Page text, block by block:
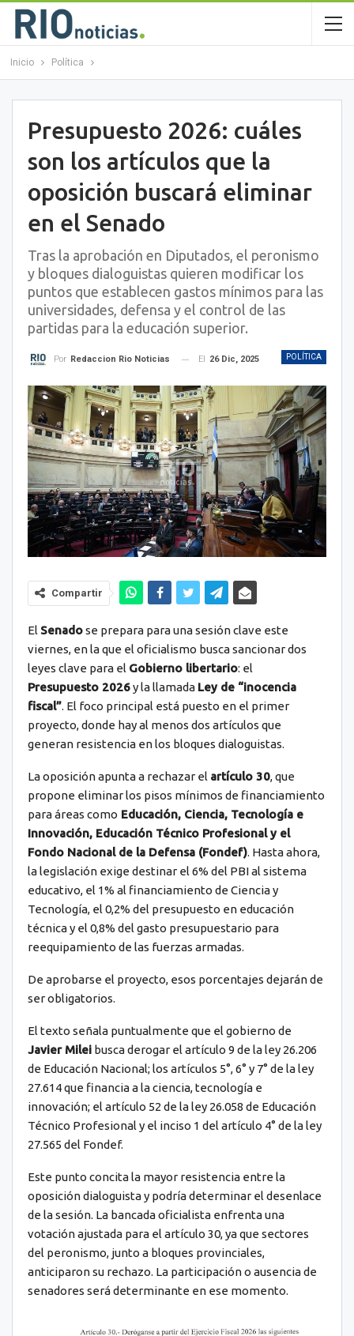
Inicio Política
Presupuesto 2026: cuáles
son los artículos que la
oposición buscará eliminar
en el Senado
Tras la aprobación en Diputados, el peronismo
y bloques dialoguistas quieren modificar los
puntos que establecen gastos mínimos para las
universidades, defensa y el control de las
partidas para la educación superior.
POLÍTICA
Por Redaccion Rio Noticias El 26 Dic, 2025
Compartir
El Senadose prepara para una sesión clave este
viernes, en la que el oficialismo busca sancionar dos
leyes clave para el Gobierno libertario: el
Presupuesto 2026y la llamada Ley de “inocencia
fiscal”. El foco principal está puesto en el primer
proyecto, donde hay al menos dos artículos que
generan resistencia en los bloques dialoguistas.
La oposición apunta a rechazar el artículo 30, que
propone eliminar los pisos mínimos de financiamiento
para áreas como Educación, Ciencia, Tecnología e
Innovación, Educación Técnico Profesional y el
Fondo Nacional de la Defensa (Fondef). Hasta ahora,
la legislación exige destinar el 6% del PBI al sistema
educativo, el 1% al financiamiento de Ciencia y
Tecnología, el 0,2% del presupuesto en educación
técnica y el 0,8% del gasto presupuestario para
reequipamiento de las fuerzas armadas.
De aprobarse el proyecto, esos porcentajes dejarán de
ser obligatorios.
El texto señala puntualmente que el gobierno de
Javier Milei busca derogar el artículo 9 de la ley 26.206
de Educación Nacional; los artículos 5°, 6° y 7° de la ley
27.614 que financia a la ciencia, tecnología e
innovación; el artículo 52 de la ley 26.058 de Educación
Técnico Profesional y el inciso 1 del artículo 4° de la ley
27.565 del Fondef.
Este punto concita la mayor resistencia entre la
oposición dialoguista y podría determinar el desenlace
de la sesión. La bancada oficialista enfrenta una
votación ajustada para el artículo 30, ya que sectores
del peronismo, junto a bloques provinciales,
anticiparon su rechazo. La participación o ausencia de
senadores será determinante en ese momento.